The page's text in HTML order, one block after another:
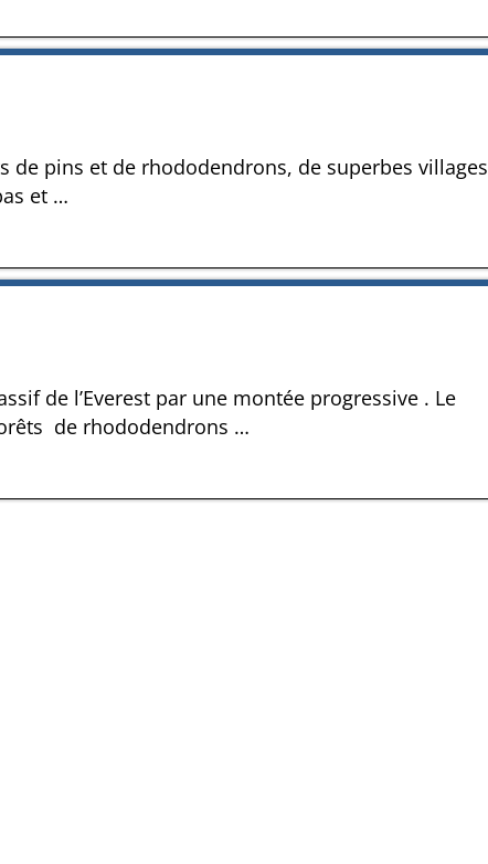
de pins et de rhododendrons, de superbes villages
et …
de l’Everest par une montée progressive . Le
de rhododendrons …